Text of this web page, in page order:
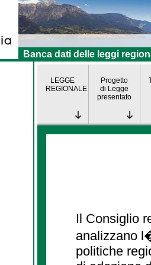
Banca dati delle leggi
LEGGE
REGIONALE
Progetto
di Legge
presentato
Il Consiglio
analizzano
politiche